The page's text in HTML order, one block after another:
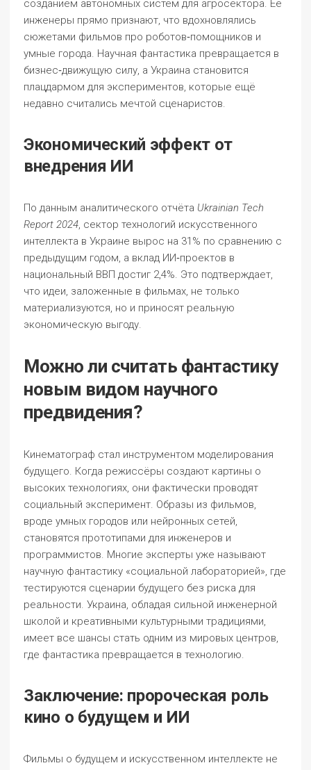
созданием автономных систем для агросектора. Её
инженеры прямо признают, что вдохновлялись
сюжетами фильмов про роботов‑помощников и
умные города. Научная фантастика превращается в
бизнес‑движущую силу, а Украина становится
плацдармом для экспериментов, которые ещё
недавно считались мечтой сценаристов.
Экономический эффект от
внедрения ИИ
По данным аналитического отчёта Ukrainian Tech
Report 2024, сектор технологий искусственного
интеллекта в Украине вырос на 31% по сравнению с
предыдущим годом, а вклад ИИ‑проектов в
национальный ВВП достиг 2,4%. Это подтверждает,
что идеи, заложенные в фильмах, не только
материализуются, но и приносят реальную
экономическую выгоду.
Можно ли считать фантастику
новым видом научного
предвидения?
Кинематограф стал инструментом моделирования
будущего. Когда режиссёры создают картины о
высоких технологиях, они фактически проводят
социальный эксперимент. Образы из фильмов,
вроде умных городов или нейронных сетей,
становятся прототипами для инженеров и
программистов. Многие эксперты уже называют
научную фантастику «социальной лабораторией», где
тестируются сценарии будущего без риска для
реальности. Украина, обладая сильной инженерной
школой и креативными культурными традициями,
имеет все шансы стать одним из мировых центров,
где фантастика превращается в технологию.
Заключение: пророческая роль
кино о будущем и ИИ
Фильмы о будущем и искусственном интеллекте не